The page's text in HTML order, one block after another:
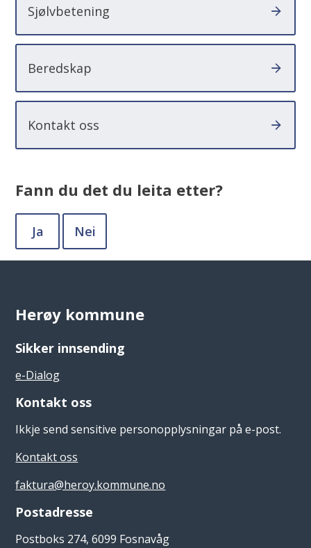
Sjølvbetening
Beredskap
Kontakt oss
Fann du det du leita etter?
Ja Nei
Herøy kommune
Sikker innsending
e-Dialog
Kontakt oss
Ikkje send sensitive personopplysningar på e-post.
Kontakt oss
faktura@heroy.kommune.no
Postadresse
Postboks 274, 6099 Fosnavåg